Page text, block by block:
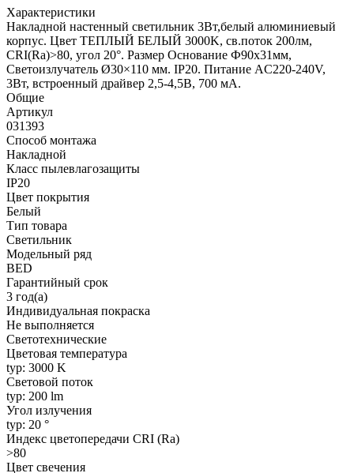
Характеристики
Накладной настенный светильник 3Вт,белый алюминиевый
корпус. Цвет ТЕПЛЫЙ БЕЛЫЙ 3000K, св.поток 200лм,
CRI(Ra)>80, угол 20°. Размер Основание Ф90x31мм,
Светоизлучатель Ø30×110 мм. IP20. Питание AC220-240V,
3Вт, встроенный драйвер 2,5-4,5В, 700 мА.
Общие
Артикул
031393
Способ монтажа
Накладной
Класс пылевлагозащиты
IP20
Цвет покрытия
Белый
Тип товара
Светильник
Модельный ряд
BED
Гарантийный срок
3 год(а)
Индивидуальная покраска
Не выполняется
Светотехнические
Цветовая температура
typ: 3000 K
Световой поток
typ: 200 lm
Угол излучения
typ: 20 °
Индекс цветопередачи CRI (Ra)
>80
Цвет свечения